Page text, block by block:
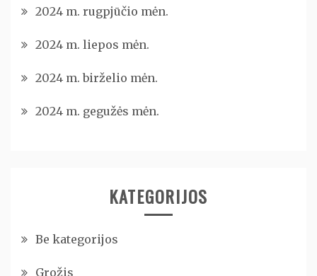
2024 m. rugpjūčio mėn.
2024 m. liepos mėn.
2024 m. birželio mėn.
2024 m. gegužės mėn.
KATEGORIJOS
Be kategorijos
Grožis